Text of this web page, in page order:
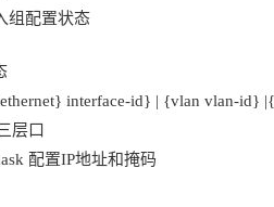
组配置状态
interface-id} | {vlan vlan-id}
层口
配置IP地址和掩码